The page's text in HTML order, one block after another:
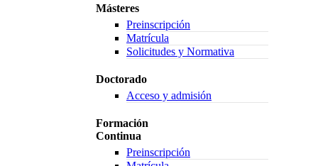
Másteres
Preinscripción
Matrícula
Solicitudes y Normativa
Doctorado
Acceso y admisión
Formación
Continua
Preinscripción